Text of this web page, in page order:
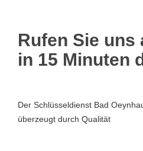
Rufen Sie uns
in 15 Minuten
Der Schlüsseldienst Bad
überzeugt durch Qualität